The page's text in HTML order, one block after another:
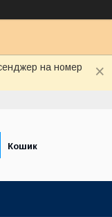
на номер
Кошик